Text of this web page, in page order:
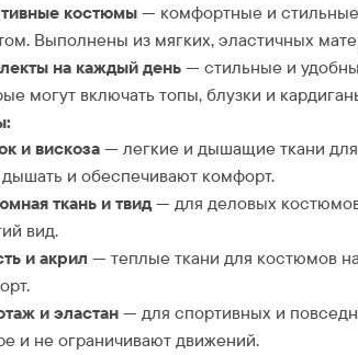
костюмы— комфортные и стильные
Выполнены из мягких, эластичных
на каждый день— стильные и
могут включать топы, блузки и
и вискоза— легкие и дышащие ткани
и обеспечивают комфорт.
ткань и твид— для деловых
вид.
и акрил — теплые ткани для костюмов
и эластан— для спортивных и
и не ограничивают движений.